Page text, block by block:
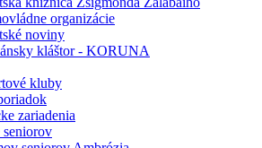
organizácie
noviny
kláštor - KORUNA
kluby
zariadenia
seniorov